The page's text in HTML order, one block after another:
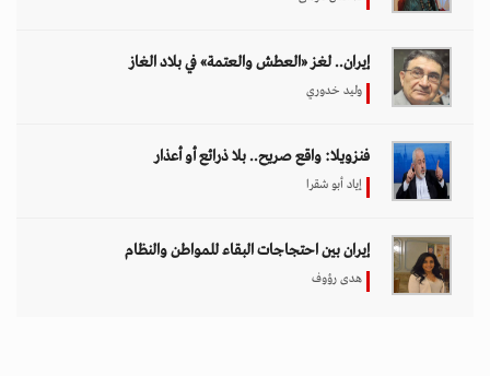
إيران.. لغز «العطش والعتمة» في بلاد الغاز
وليد خدوري
فنزويلا: واقع صريح.. بلا ذرائع أو أعذار
إياد أبو شقرا
إيران بين احتجاجات البقاء للمواطن والنظام
هدى رؤوف